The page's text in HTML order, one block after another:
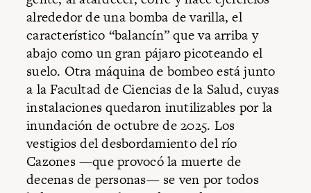
alrededor de una bomba de varilla, el
característico “balancín” que va arriba y
abajo como un gran pájaro picoteando el
suelo. Otra máquina de bombeo está junto
a la Facultad de Ciencias de la Salud, cuyas
instalaciones quedaron inutilizables por la
inundación de octubre de 2025. Los
vestigios del desbordamiento del río
Cazones —que provocó la muerte de
decenas de personas— se ven por todos